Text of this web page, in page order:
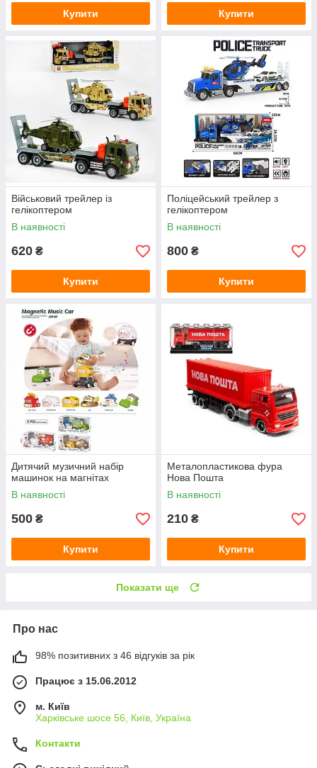
Купити Купити
Військовий трейлер із
гелікоптером
В наявності
620 ₴
Купити
Поліцейський трейлер з
гелікоптером
В наявності
800 ₴
Купити
Дитячий музичний набір
машинок на магнітах
В наявності
500 ₴
Купити
Металопластикова фура
Нова Пошта
В наявності
210 ₴
Купити
Показати ще
Про нас
98% позитивних з 46 відгуків за рік
Працює з 15.06.2012
м. Київ
Харківське шосе 56, Київ, Україна
Контакти